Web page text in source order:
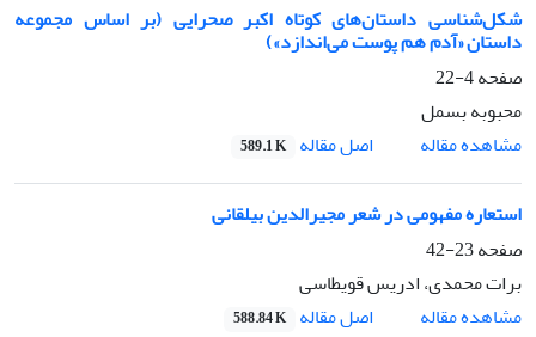
شکل‌شناسی داستان‌های کوتاه اکبر صحرایی (بر اساس مجموعه
داستان «آدم هم پوست می‌اندازد»)
صفحه4-22
محبوبه بسمل
مشاهده مقاله
اصل مقاله 589.1 K
استعاره مفهومی در شعر مجیرالدین بیلقانی
صفحه23-42
برات محمدی، ادریس قویطاسی
مشاهده مقاله
اصل مقاله 588.84 K